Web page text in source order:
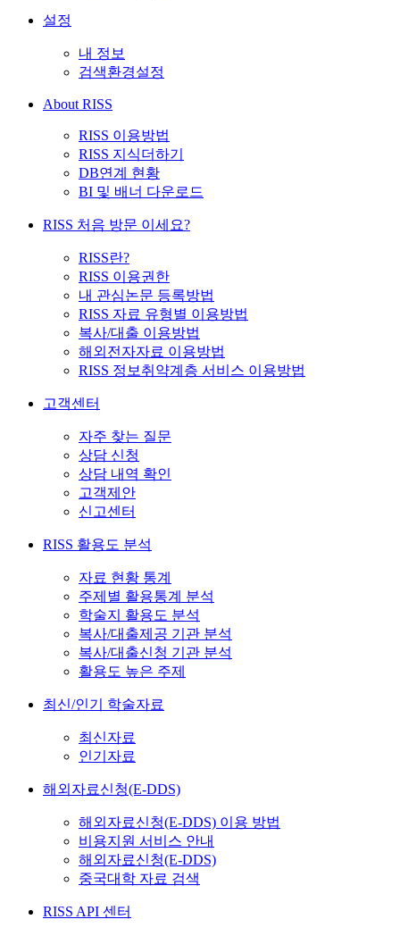
설정
내 정보
검색환경설정
About RISS
RISS 이용방법
RISS 지식더하기
DB연계 현황
BI 및 배너 다운로드
RISS 처음 방문 이세요?
RISS란?
RISS 이용권한
내 관심논문 등록방법
RISS 자료 유형별 이용방법
복사/대출 이용방법
해외전자자료 이용방법
RISS 정보취약계층 서비스 이용방법
고객센터
자주 찾는 질문
상담 신청
상담 내역 확인
고객제안
신고센터
RISS 활용도 분석
자료 현황 통계
주제별 활용통계 분석
학술지 활용도 분석
복사/대출제공 기관 분석
복사/대출신청 기관 분석
활용도 높은 주제
최신/인기 학술자료
최신자료
인기자료
해외자료신청(E-DDS)
해외자료신청(E-DDS) 이용 방법
비용지원 서비스 안내
해외자료신청(E-DDS)
중국대학 자료 검색
RISS API 센터